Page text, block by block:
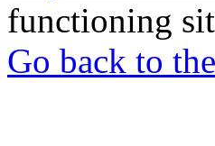
functioning
Go back to